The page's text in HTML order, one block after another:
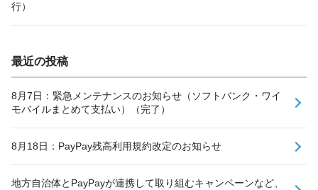
行）
最近の投稿
8月7日：緊急メンテナンスのお知らせ（ソフトバンク・ワイ
モバイルまとめて支払い）（完了）
8月18日：PayPay残高利用規約改定のお知らせ
地方自治体とPayPayが連携して取り組むキャンペーンなど、